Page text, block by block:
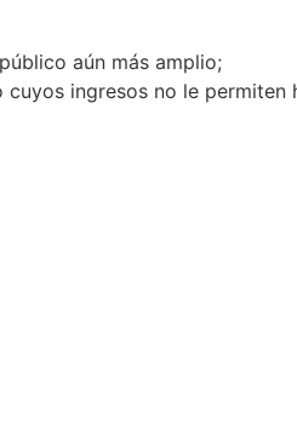
aún más amplio;
ingresos no le permiten